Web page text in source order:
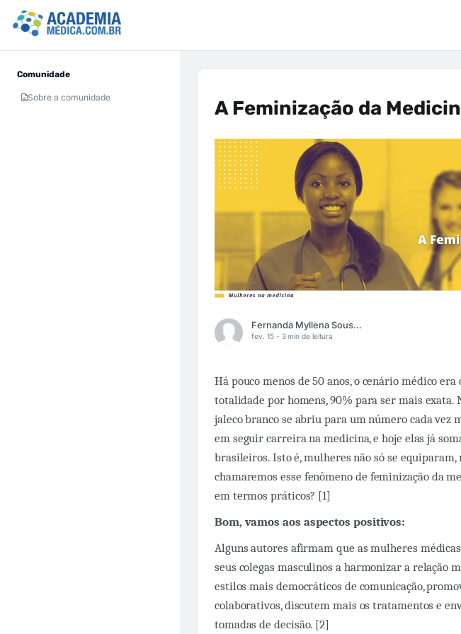
Comunidade
Sobre a comunidade A Feminização da
Fernanda Myllena Sousa Campos
fev. 15 - 3 min de leitura
Há pouco menos de 50 anos, o cenário médico
totalidade por homens, 90% para ser mais exata.
jaleco branco se abriu para um número cada vez
em seguir carreira na medicina, e hoje elas já
brasileiros. Isto é, mulheres não só se equiparam,
chamaremos esse fenômeno de feminização da
em termos práticos? [1]
Bom, vamos aos aspectos positivos:
Alguns autores afirmam que as mulheres
seus colegas masculinos a harmonizar a relação
estilos mais democráticos de comunicação,
colaborativos, discutem mais os tratamentos e
tomadas de decisão. [2]